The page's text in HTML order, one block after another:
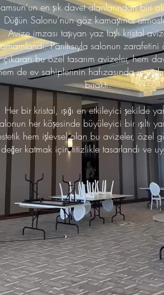
en şık davet alanlarından biri
Düğün Salonu'nun göz kamaştırıcı
Avize imzası taşıyan yaz taşlı kristal
Parıltısıyla salonun
çıkaran bu özel tasarım avizeler, hem
de ev sahiplerinin hafızasında
bıraktı.
Her bir kristal, ışığı en etkileyici şekilde
her köşesinde büyüleyici bir ışıltı
hem işlevsel olan bu avizeler, özel
değer katmak için titizlikle tasarlandı ve